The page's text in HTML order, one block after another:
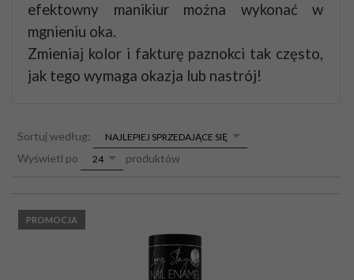
efektowny manikiur można wykonać w
mgnieniu oka.
Zmieniaj kolor i fakturę paznokci tak często,
jak tego wymaga okazja lub nastrój!
Sortuj według: sortNAJLEPIEJ SPRZEDAJĄCE SIĘ
Wyświetl po pop24 produktów
PROMOCJA